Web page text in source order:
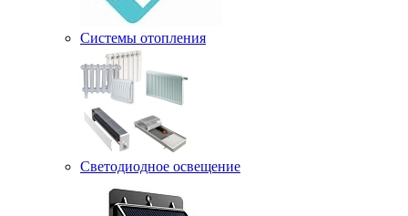
Системы отопления
Светодиодное освещение